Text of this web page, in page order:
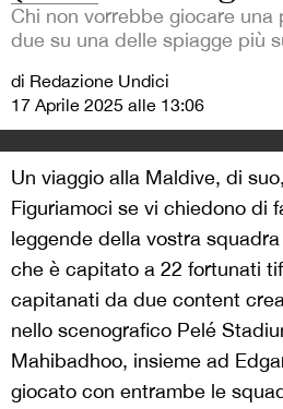
Chi non vorrebbe giocare
due su una delle spiagge più
di Redazione Undici
17 Aprile 2025 alle 13:06
Un viaggio alla Maldive, di
Figuriamoci se vi chiedono di
leggende della vostra
che è capitato a 22 fortunati
capitanati da due content
nello scenografico Pelé
Mahibadhoo, insieme ad
giocato con entrambe le